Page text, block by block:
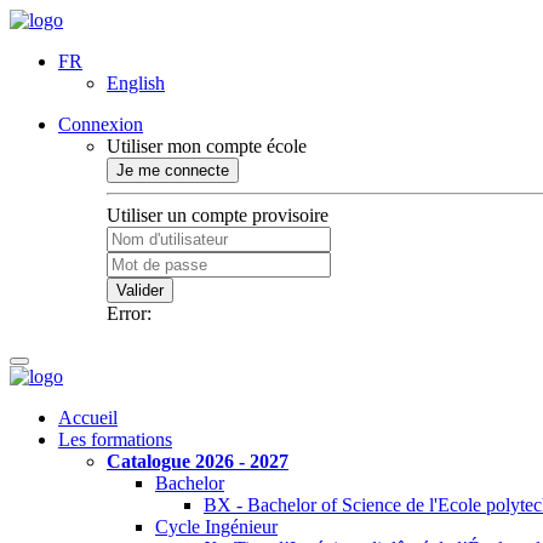
FR
English
Connexion
Utiliser mon compte école
Je me connecte
Utiliser un compte provisoire
Valider
Error:
Accueil
Les formations
Catalogue 2026 - 2027
Bachelor
BX - Bachelor of Science de l'Ecole
Cycle Ingénieur